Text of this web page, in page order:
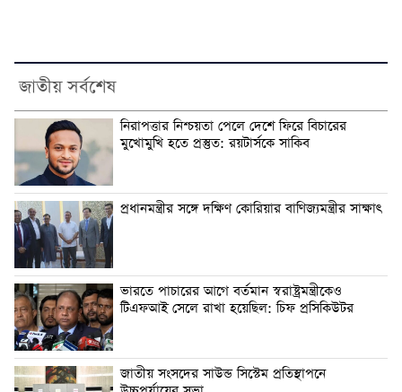
জাতীয় সর্বশেষ
নিরাপত্তার নিশ্চয়তা পেলে দেশে ফিরে বিচারের
মুখোমুখি হতে প্রস্তুত: রয়টার্সকে সাকিব
প্রধানমন্ত্রীর সঙ্গে দক্ষিণ কোরিয়ার বাণিজ্যমন্ত্রীর সাক্ষাৎ
ভারতে পাচারের আগে বর্তমান স্বরাষ্ট্রমন্ত্রীকেও
টিএফআই সেলে রাখা হয়েছিল: চিফ প্রসিকিউটর
জাতীয় সংসদের সাউন্ড সিস্টেম প্রতিস্থাপনে